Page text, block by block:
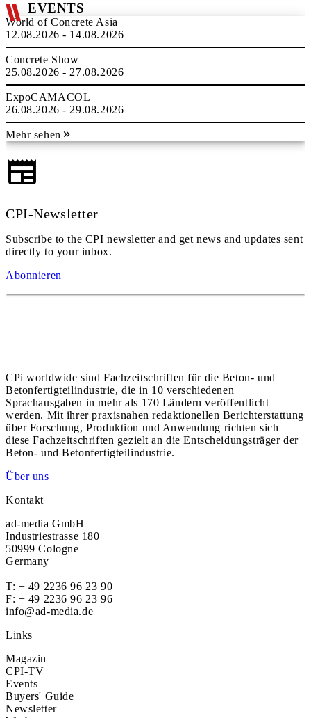
EVENTS
World of Concrete Asia
12.08.2026 - 14.08.2026
Concrete Show
25.08.2026 - 27.08.2026
ExpoCAMACOL
26.08.2026 - 29.08.2026
Mehr sehen
CPI-Newsletter
Subscribe to the CPI newsletter and get news and updates sent
directly to your inbox.
Abonnieren
CPi worldwide sind Fachzeitschriften für die Beton- und
Betonfertigteilindustrie, die in 10 verschiedenen
Sprachausgaben in mehr als 170 Ländern veröffentlicht
werden. Mit ihrer praxisnahen redaktionellen Berichterstattung
über Forschung, Produktion und Anwendung richten sich
diese Fachzeitschriften gezielt an die Entscheidungsträger der
Beton- und Betonfertigteilindustrie.
Über uns
Kontakt
ad-media GmbH
Industriestrasse 180
50999 Cologne
Germany
T: + 49 2236 96 23 90
F: + 49 2236 96 23 96
info@ad-media.de
Links
Magazin
CPI-TV
Events
Buyers' Guide
Newsletter